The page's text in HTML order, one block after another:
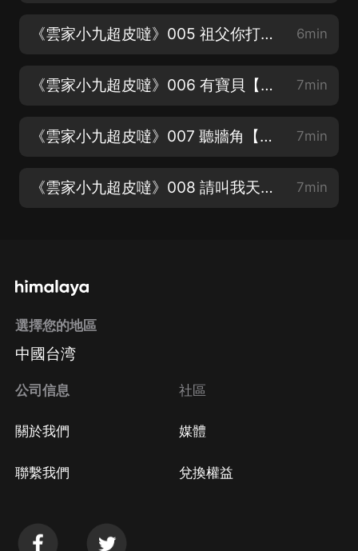
《雲家小九超皮噠》005 祖父你打死我吧【這本書，好像好多小耳朵都看過的，哈哈哈】 6min
《雲家小九超皮噠》006 有寶貝【本書的男主，賊拉香，暗戳戳表白謝必安】 7min
《雲家小九超皮噠》007 聽牆角【鳳回巢原版人馬打造，爆笑修仙】 7min
《雲家小九超皮噠》008 請叫我天才【别人升級累死累活，小九升級雷劈即可】 7min
選擇您的地區
中國台湾
公司信息
關於我們
聯繫我們
社區
媒體
兌換權益